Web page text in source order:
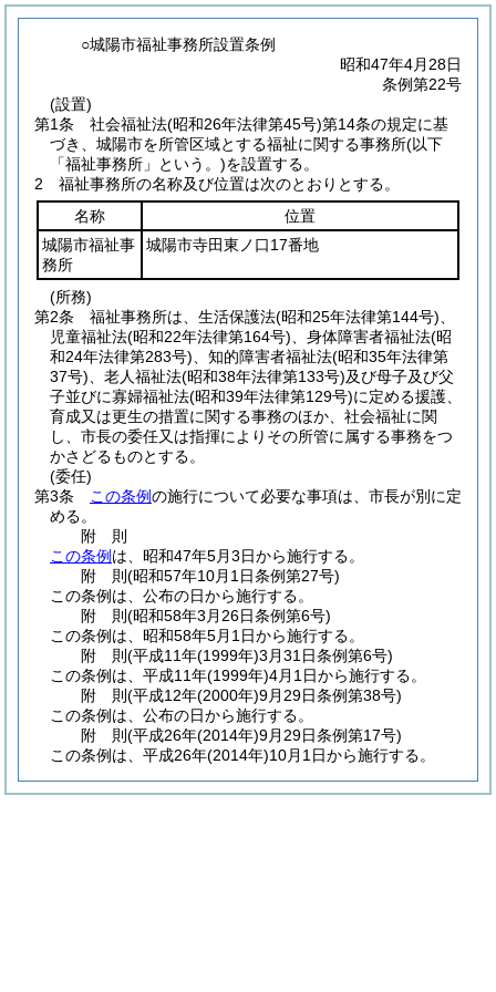
○城陽市福祉事務所設置条例
昭和47年4月28日
条例第22号
(設置)
第1条
社会福祉法(昭和26年法律第45号)第14条の規定に基
づき、城陽市を所管区域とする福祉に関する事務所(以下
「福祉事務所」という。)を設置する。
2
福祉事務所の名称及び位置は次のとおりとする。
名称
位置
城陽市福祉事
務所
城陽市寺田東ノ口17番地
(所務)
第2条
福祉事務所は、生活保護法(昭和25年法律第144号)
児童福祉法(昭和22年法律第164号) 、身体障害者福祉法(昭
和24年法律第283号) 、知的障害者福祉法(昭和35年法律第
37号) 、老人福祉法(昭和38年法律第133号)及び母子及び父
子並びに寡婦福祉法(昭和39年法律第129号)に定める援護、
育成又は更生の措置に関する事務のほか、社会福祉に関
し、市長の委任又は指揮によりその所管に属する事務をつ
かさどるものとする。
(委任)
第3条
この条例の施行について必要な事項は、市長が別に定
める。
附 則
この条例 は、昭和47年5月3日から施行する。
附 則(昭和57年10月1日条例第27号)
この条例は、公布の日から施行する。
附 則(昭和58年3月26日条例第6号)
この条例は、昭和58年5月1日から施行する。
附 則(平成11年(1999年)3月31日条例第6号)
この条例は、平成11年(1999年)4月1日から施行する。
附 則(平成12年(2000年)9月29日条例第38号)
この条例は、公布の日から施行する。
附 則(平成26年(2014年)9月29日条例第17号)
この条例は、平成26年(2014年)10月1日から施行する。